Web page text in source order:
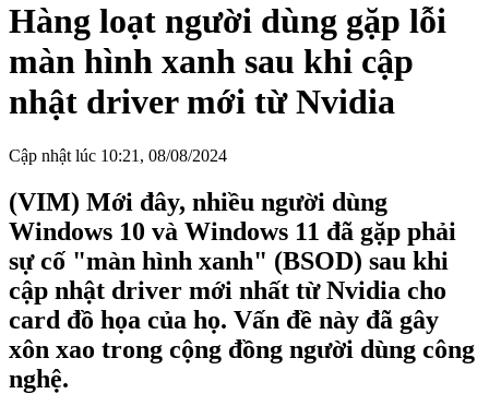
Hàng loạt người dùng gặp lỗi
màn hình xanh sau khi cập
nhật driver mới từ Nvidia
Cập nhật lúc 10:21, 08/08/2024
(VIM) Mới đây, nhiều người dùng
Windows 10 và Windows 11 đã gặp phải
sự cố "màn hình xanh" (BSOD) sau khi
cập nhật driver mới nhất từ Nvidia cho
card đồ họa của họ. Vấn đề này đã gây
xôn xao trong cộng đồng người dùng công
nghệ.